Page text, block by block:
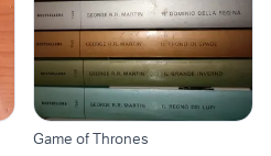
Game of Thrones